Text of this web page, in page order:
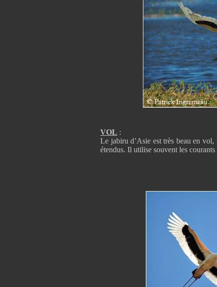
VOL :
Le jabiru d’Asie est très beau en
étendus. Il utilise souvent les